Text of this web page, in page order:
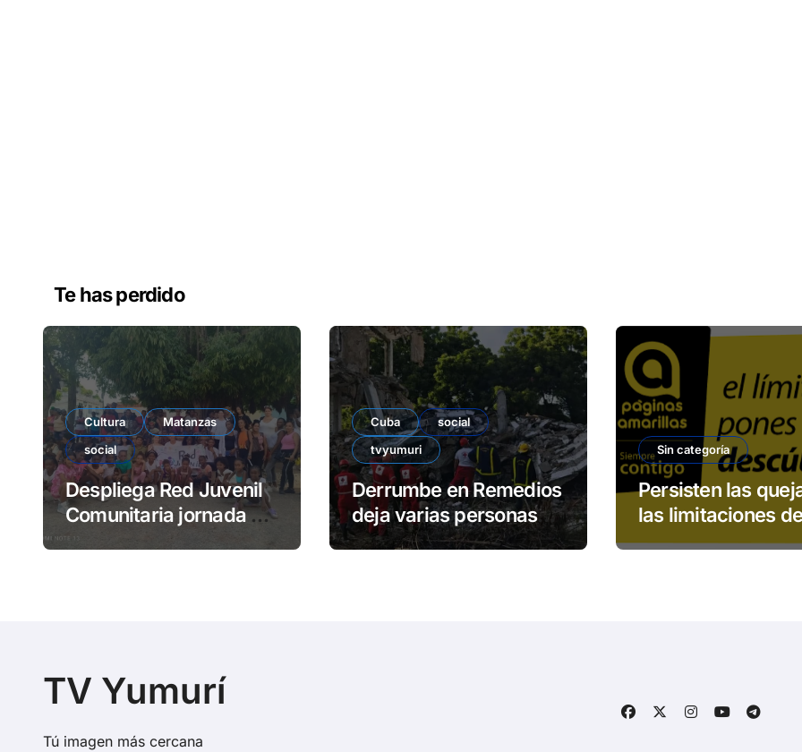
Te has perdido
Cultura
Matanzas
social
Despliega Red Juvenil
Comunitaria jornada de
impacto social en
Cuba
social
tvyumuri
Derrumbe en Remedios
deja varias personas
atrapadas
Sin categoría
Persisten las
las limitaciones
servicio 113 de
TV Yumurí
Tú imagen más cercana